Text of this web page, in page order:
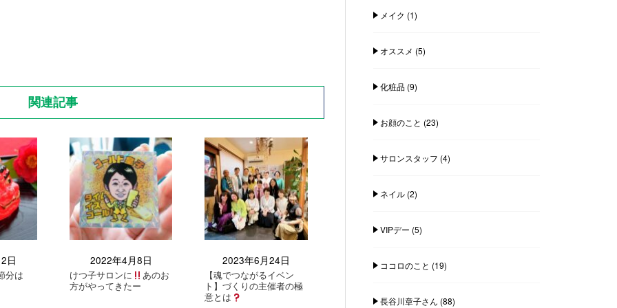
関連記事
日
分は
2022年4月8日
けつ子サロンに
あのお
方がやってきたー
2023年6月24日
【魂でつながるイベン
ト】づくりの主催者の極
意とは
メイク (1)
オススメ (5)
化粧品(9)
お顔のこと (23)
サロンスタッフ (4)
ネイル(2)
VIPデー (5)
ココロのこと (19)
長谷川章子さん (88)